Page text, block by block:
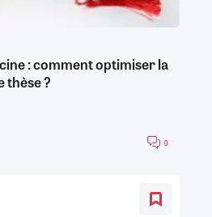
: comment optimiser la
thèse ?
0